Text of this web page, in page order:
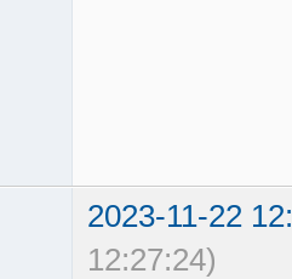
2023-11-22
12:27:24)